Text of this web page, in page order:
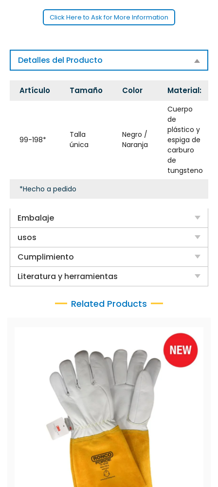
Click Here to Ask for More Information
Detalles del Producto
Artículo Tamaño Color Material:
99-198*
Talla
única
Negro /
Naranja
Cuerpo
de
plástico y
espiga de
carburo
de
tungsteno
*Hecho a pedido
Embalaje
usos
Cumplimiento
Literatura y herramientas
Related Products